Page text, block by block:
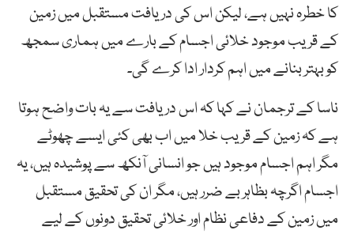
کا خطرہ نہیں ہے، لیکن اس کی دریافت مستقبل میں زمین
کے قریب موجود خلائی اجسام کے بارے میں ہماری سمجھ
کو بہتر بنانے میں اہم کردار ادا کرے گی۔
ناسا کے ترجمان نے کہا کہ اس دریافت سے یہ بات واضح ہوتا
ہے کہ زمین کے قریب خلا میں اب بھی کئی ایسے چھوٹے
مگر اہم اجسام موجود ہیں جو انسانی آنکھ سے پوشیدہ ہیں، یہ
اجسام اگرچہ بظاہر بے ضرر ہیں، مگر ان کی تحقیق مستقبل
میں زمین کے دفاعی نظام اور خلائی تحقیق دونوں کے لیے